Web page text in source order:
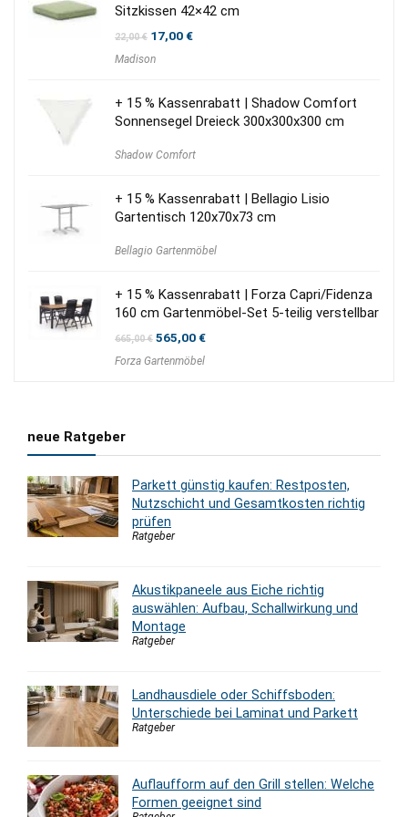
Sitzkissen 42×42 cm
22,00€ Ursprünglicher
war:
17,00€Aktueller
Madison
+ 15 % Kassenrabatt | Shadow Comfort
Sonnensegel Dreieck 300x300x300 cm
Shadow Comfort
+ 15 % Kassenrabatt | Bellagio Lisio
Gartentisch 120x70x73 cm
Bellagio Gartenmöbel
+ 15 % Kassenrabatt | Forza Capri/Fidenza
160 cm Gartenmöbel-Set 5-teilig verstellbar
665,00€ Ursprünglicher
war:
565,00€Aktueller
Forza Gartenmöbel
neue Ratgeber
Parkett günstig kaufen: Restposten,
Nutzschicht und Gesamtkosten richtig
prüfen
Ratgeber
Akustikpaneele aus Eiche richtig
auswählen: Aufbau, Schallwirkung und
Montage
Ratgeber
Landhausdiele oder Schiffsboden:
Unterschiede bei Laminat und Parkett
Ratgeber
Auflaufform auf den Grill stellen: Welche
Formen geeignet sind